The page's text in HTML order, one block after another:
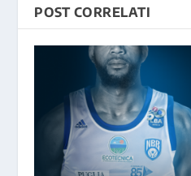
POST CORRELATI